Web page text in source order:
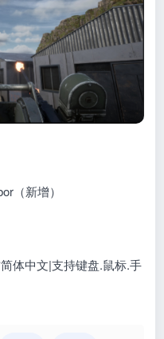
（新增）
体中文|支持键盘.鼠标.手